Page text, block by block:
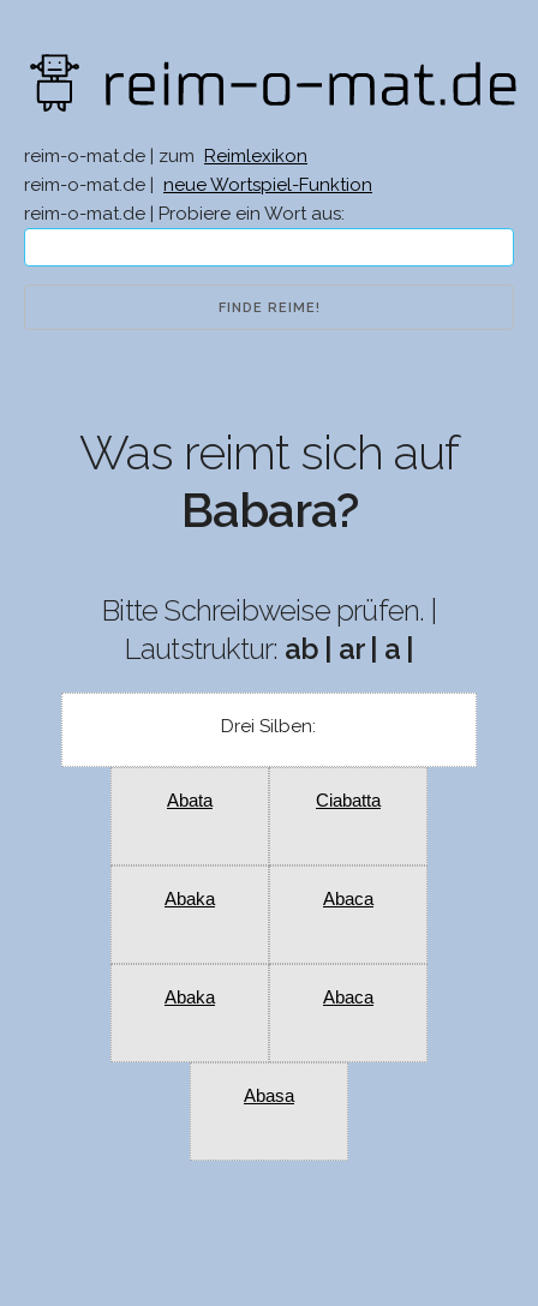
reim-o-mat.de | zum
Reimlexikon
reim-o-mat.de |
neue Wortspiel-Funktion
reim-o-mat.de | Probiere ein Wort aus:
Was reimt sich auf
Babara?
Bitte Schreibweise prüfen. |
Lautstruktur: ab | ar | a |
Drei Silben:
Abata Ciabatta
Abaka Abaca
Abaka Abaca
Abasa